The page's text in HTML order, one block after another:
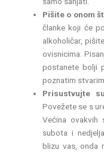
Pišite o onom
članke koji će
alkoholičar,
ovisnicima.
postanete bolji
poznatim
Prisustvujte
Povežete se s
Većina ovakvih
subota i
blizu vas, onda